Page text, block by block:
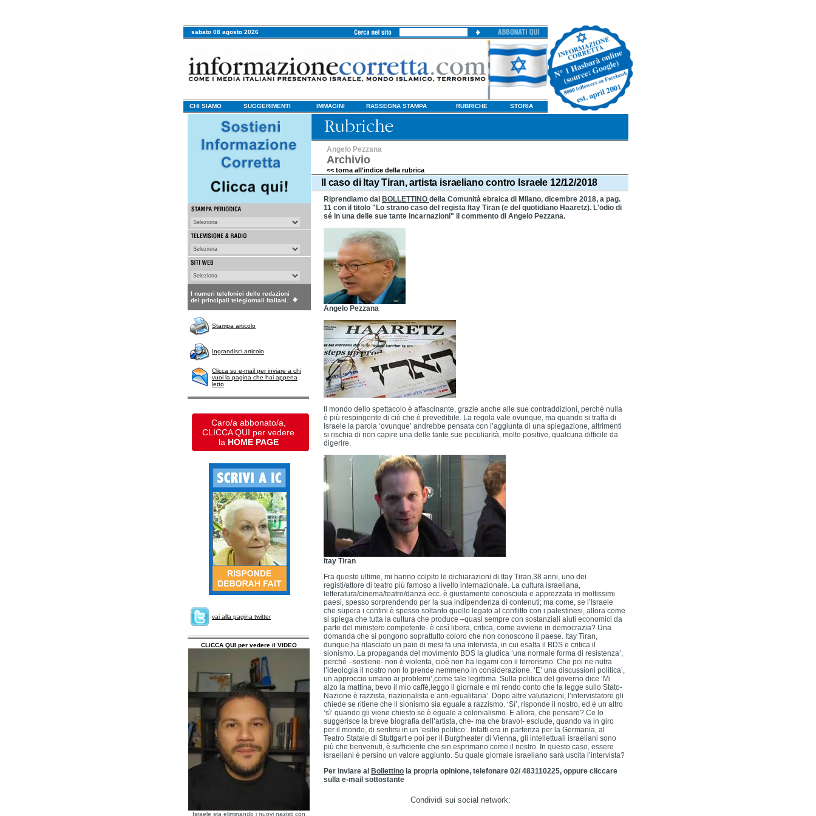
sabato 08 agosto 2026
CHI SIAMO SUGGERIMENTI IMMAGINI RASSEGNA STAMPA RUBRICHE STORIA
I numeri telefonici delle redazioni
dei principali telegiornali italiani.
Stampa articolo
Ingrandisci articolo
Clicca su e-mail per inviare a chi
vuoi la pagina che hai appena
letto
Caro/a abbonato/a,
CLICCA QUI per vedere
la HOME PAGE
vai alla pagina twitter
CLICCA QUI per vedere il VIDEO
Israele sta eliminando i nuovi nazisti con
Angelo Pezzana
Archivio
<< torna all'indice della rubrica
Il caso di Itay Tiran, artista israeliano contro Israele 12/12/2018
Riprendiamo dal BOLLETTINO della Comunità ebraica di MIlano, dicembre 2018, a pag.
11 con il titolo "Lo strano caso del regista Itay Tiran (e del quotidiano Haaretz). L'odio di
sé in una delle sue tante incarnazioni" il commento di Angelo Pezzana.
Angelo Pezzana
Il mondo dello spettacolo è affascinante, grazie anche alle sue contraddizioni, perché nulla
è più respingente di ciò che è prevedibile. La regola vale ovunque, ma quando si tratta di
Israele la parola ‘ovunque’ andrebbe pensata con l’aggiunta di una spiegazione, altrimenti
si rischia di non capire una delle tante sue peculiarità, molte positive, qualcuna difficile da
digerire.
Itay Tiran
Fra queste ultime, mi hanno colpito le dichiarazioni di Itay Tiran,38 anni, uno dei
registi/attore di teatro più famoso a livello internazionale. La cultura israeliana,
letteratura/cinema/teatro/danza ecc. è giustamente conosciuta e apprezzata in moltissimi
paesi, spesso sorprendendo per la sua indipendenza di contenuti; ma come, se l’Israele
che supera i confini è spesso soltanto quello legato al conflitto con i palestinesi, allora come
si spiega che tutta la cultura che produce –quasi sempre con sostanziali aiuti economici da
parte del ministero competente- è così libera, critica, come avviene in democrazia? Una
domanda che si pongono soprattutto coloro che non conoscono il paese. Itay Tiran,
dunque,ha rilasciato un paio di mesi fa una intervista, in cui esalta il BDS e critica il
sionismo. La propaganda del movimento BDS la giudica ‘una normale forma di resistenza’,
perché –sostiene- non è violenta, cioè non ha legami con il terrorismo. Che poi ne nutra
l’ideologia il nostro non lo prende nemmeno in considerazione. ‘E’ una discussioni politica’,
un approccio umano ai problemi’,come tale legittima. Sulla politica del governo dice ‘Mi
alzo la mattina, bevo il mio caffè,leggo il giornale e mi rendo conto che la legge sullo Stato-
Nazione è razzista, nazionalista e anti-egualitaria’. Dopo altre valutazioni, l’intervistatore gli
chiede se ritiene che il sionismo sia eguale a razzismo. ‘Sì’, risponde il nostro, ed è un altro
‘sì’ quando gli viene chiesto se è eguale a colonialismo. E allora, che pensare? Ce lo
suggerisce la breve biografia dell’artista, che- ma che bravo!- esclude, quando va in giro
per il mondo, di sentirsi in un ‘esilio politico’. Infatti era in partenza per la Germania, al
Teatro Statale di Stuttgart e poi per il Burgtheater di Vienna, gli intellettuali israeliani sono
più che benvenuti, è sufficiente che sin esprimano come il nostro. In questo caso, essere
israeliani è persino un valore aggiunto. Su quale giornale israeliano sarà uscita l’intervista?
Per inviare al Bollettino la propria opinione, telefonare 02/ 483110225, oppure cliccare
sulla e-mail sottostante
Condividi sui social network: